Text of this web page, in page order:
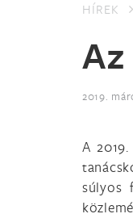
HÍREK
2019.
A
súlyos